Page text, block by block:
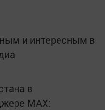
и интересным в
в
MАХ: